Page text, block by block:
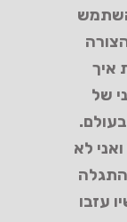
איך
של
לא
עזבו